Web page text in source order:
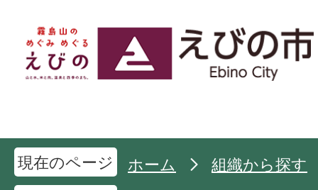
現在のページ ホーム
組織から探す